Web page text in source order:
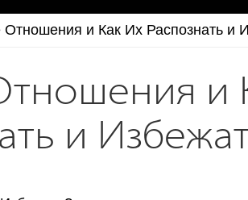
Отношения и Как Их Распознать и
и
и